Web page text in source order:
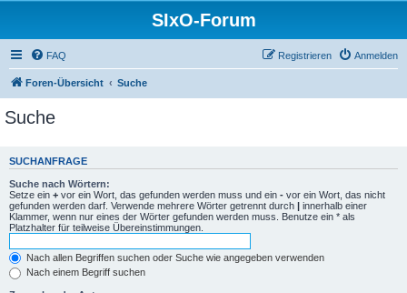
SIxO-Forum
FAQ Anmelden
Registrieren
Foren-Übersicht Suche
Suche
SUCHANFRAGE
Suche nach Wörtern:
Setze ein + vor ein Wort, das gefunden werden muss und ein - vor ein Wort, das nicht
gefunden werden darf. Verwende mehrere Wörter getrennt durch | innerhalb einer
Klammer, wenn nur eines der Wörter gefunden werden muss. Benutze ein * als
Platzhalter für teilweise Übereinstimmungen.
Nach allen Begriffen suchen oder Suche wie angegeben verwenden
Nach einem Begriff suchen